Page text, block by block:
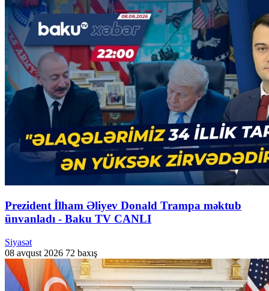
Prezident İlham Əliyev Donald Trampa məktub
ünvanladı - Baku TV CANLI
Siyasət
08 avqust 2026 72 baxış